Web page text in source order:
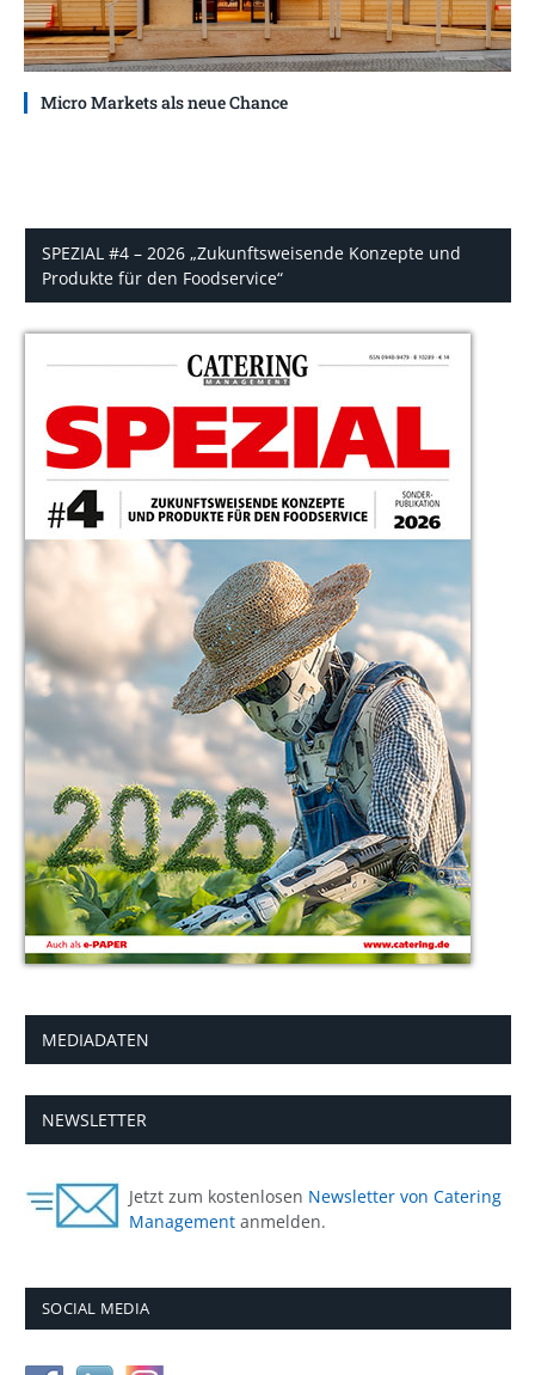
Micro Markets als neue Chance
SPEZIAL #4 – 2026 „Zukunftsweisende Konzepte und
Produkte für den Foodservice“
MEDIADATEN
NEWSLETTER
Jetzt zum kostenlosen Newsletter von Catering
Management anmelden.
SOCIAL MEDIA